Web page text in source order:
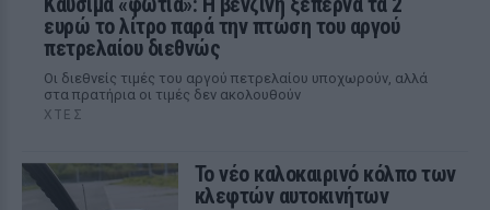
ευρώ το λίτρο παρά την πτώση του αργού
πετρελαίου διεθνώς
Οι διεθνείς τιμές του αργού πετρελαίου υποχωρούν, αλλά
στα πρατήρια οι τιμές δεν ακολουθούν
ΧΤΕΣ
Το νέο καλοκαιρινό κόλπο των
κλεφτών αυτοκινήτων